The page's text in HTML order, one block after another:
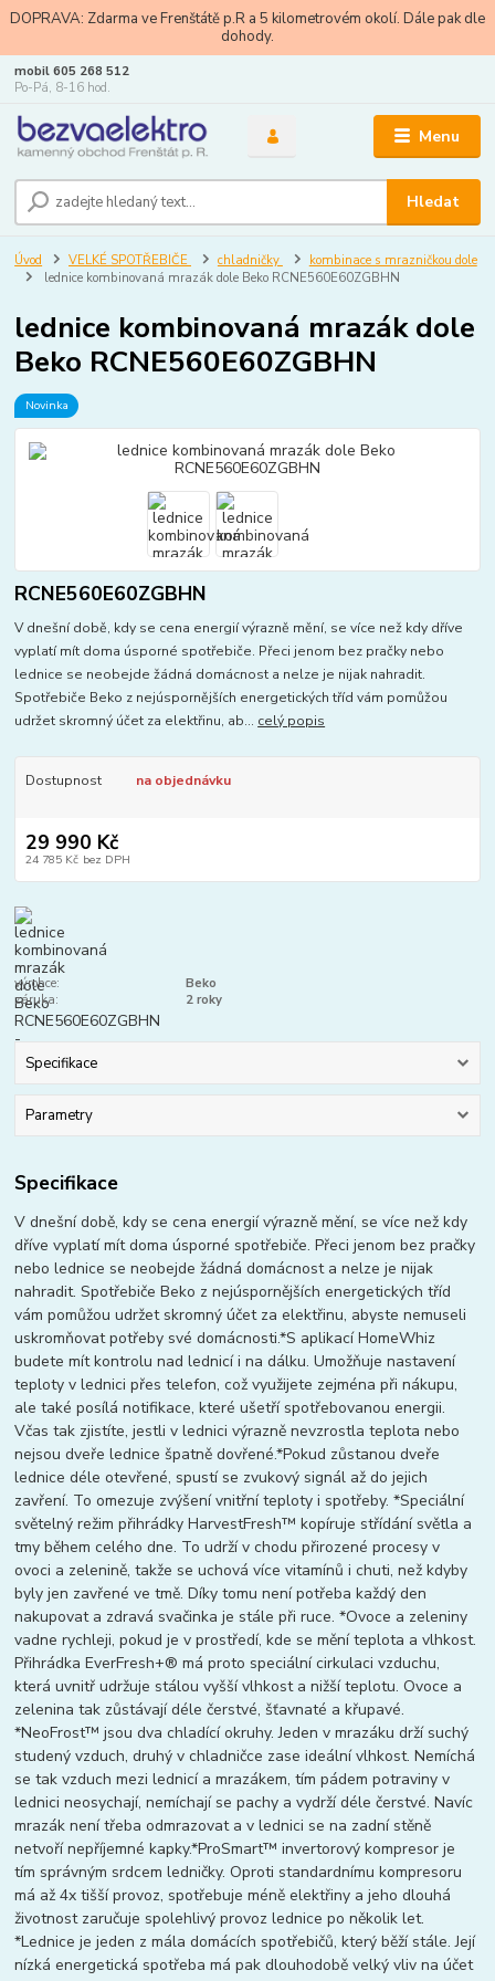
DOPRAVA: Zdarma ve Frenštátě p.R a 5 kilometrovém okolí. Dále pak dle
dohody.
Menu
Hledat
mobil 605 268 512
Po-Pá, 8-16 hod.
Úvod VELKÉ SPOTŘEBIČE chladničky
kombinace s mrazničkou dole
lednice kombinovaná mrazák dole Beko RCNE560E60ZGBHN
lednice kombinovaná mrazák dole
Beko RCNE560E60ZGBHN
Novinka
RCNE560E60ZGBHN
V dnešní době, kdy se cena energií výrazně mění, se více než kdy dříve
vyplatí mít doma úsporné spotřebiče. Přeci jenom bez pračky nebo
lednice se neobejde žádná domácnost a nelze je nijak nahradit.
Spotřebiče Beko z nejúspornějších energetických tříd vám pomůžou
udržet skromný účet za elektřinu, ab... celý popis
Dostupnost na objednávku
29 990 Kč
24 785 Kč bez DPH
výrobce:
Beko
záruka:
2 roky
Specifikace
Parametry
Specifikace
V dnešní době, kdy se cena energií výrazně mění, se více než kdy
dříve vyplatí mít doma úsporné spotřebiče. Přeci jenom bez pračky
nebo lednice se neobejde žádná domácnost a nelze je nijak
nahradit. Spotřebiče Beko z nejúspornějších energetických tříd
vám pomůžou udržet skromný účet za elektřinu, abyste nemuseli
uskromňovat potřeby své domácnosti.*S aplikací HomeWhiz
budete mít kontrolu nad lednicí i na dálku. Umožňuje nastavení
teploty v lednici přes telefon, což využijete zejména při nákupu,
ale také posílá notifikace, které ušetří spotřebovanou energii.
Včas tak zjistíte, jestli v lednici výrazně nevzrostla teplota nebo
nejsou dveře lednice špatně dovřené.*Pokud zůstanou dveře
lednice déle otevřené, spustí se zvukový signál až do jejich
zavření. To omezuje zvýšení vnitřní teploty i spotřeby. *Speciální
světelný režim přihrádky HarvestFresh™ kopíruje střídání světla a
tmy během celého dne. To udrží v chodu přirozené procesy v
ovoci a zelenině, takže se uchová více vitamínů i chuti, než kdyby
byly jen zavřené ve tmě. Díky tomu není potřeba každý den
nakupovat a zdravá svačinka je stále při ruce. *Ovoce a zeleniny
vadne rychleji, pokud je v prostředí, kde se mění teplota a vlhkost.
Přihrádka EverFresh+® má proto speciální cirkulaci vzduchu,
která uvnitř udržuje stálou vyšší vlhkost a nižší teplotu. Ovoce a
zelenina tak zůstávají déle čerstvé, šťavnaté a křupavé.
*NeoFrost™ jsou dva chladící okruhy. Jeden v mrazáku drží suchý
studený vzduch, druhý v chladničce zase ideální vlhkost. Nemíchá
se tak vzduch mezi lednicí a mrazákem, tím pádem potraviny v
lednici neosychají, nemíchají se pachy a vydrží déle čerstvé. Navíc
mrazák není třeba odmrazovat a v lednici se na zadní stěně
netvoří nepříjemné kapky.*ProSmart™ invertorový kompresor je
tím správným srdcem ledničky. Oproti standardnímu kompresoru
má až 4x tišší provoz, spotřebuje méně elektřiny a jeho dlouhá
životnost zaručuje spolehlivý provoz lednice po několik let.
*Lednice je jeden z mála domácích spotřebičů, který běží stále. Její
nízká energetická spotřeba má pak dlouhodobě velký vliv na účet